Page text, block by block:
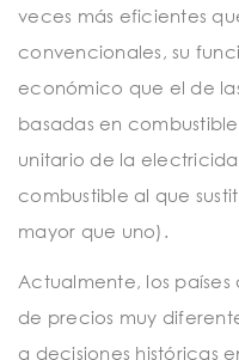
veces más eficientes
convencionales, su
económico que el de
basadas en
unitario de la
combustible al que
mayor que uno).
Actualmente, los países
de precios muy
a decisiones históricas